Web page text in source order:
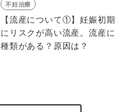
不妊治療
【流産について①】妊娠初期
にリスクが高い流産。流産に
種類がある？原因は？